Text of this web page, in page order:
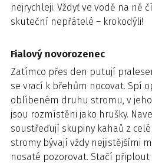
nejrychleji. Vždyť ve vodě na ně
skuteční nepřátelé – krokodýli!
Fialový novorozenec
Zatímco přes den putují
se vrací k břehům nocovat. Spí
oblíbeném druhu stromu, v
jsou rozmístěni jako hrušky.
soustřeďují skupiny kahaů z
stromy bývají vždy nejjistějšími
nosaté pozorovat. Stačí připlout